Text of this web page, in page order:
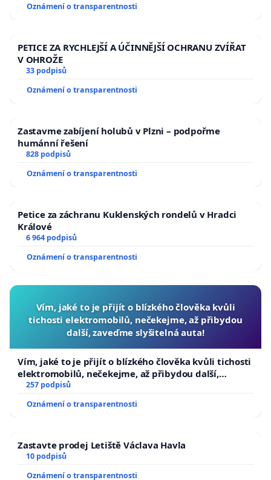
Oznámení o transparentnosti
PETICE ZA RYCHLEJŠÍ A ÚČINNĚJŠÍ OCHRANU ZVÍŘAT
V OHROŽE
33 podpisů
Oznámení o transparentnosti
Zastavme zabíjení holubů v Plzni – podpořme
humánní řešení
828 podpisů
Oznámení o transparentnosti
Petice za záchranu Kuklenských rondelů v Hradci
Králové
6 964 podpisů
Oznámení o transparentnosti
Vím, jaké to je přijít o blízkého člověka kvůli
tichosti elektromobilů, nečekejme, až přibydou
další, zaveďme slyšitelná auta!
Vím, jaké to je přijít o blízkého člověka kvůli tichosti
elektromobilů, nečekejme, až přibydou další,
zaveďme slyšitelná auta!
257 podpisů
Oznámení o transparentnosti
Zastavte prodej Letiště Václava Havla
10 podpisů
Oznámení o transparentnosti